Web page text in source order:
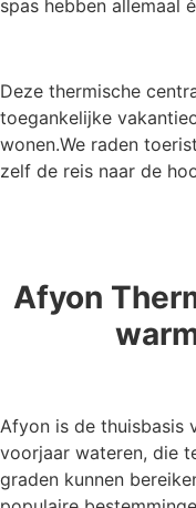
spas hebben allemaal
Deze thermische
toegankelijke
wonen.We raden
zelf de reis naar de
Afyon
Afyon is de thuisbasis
voorjaar wateren, die
graden kunnen